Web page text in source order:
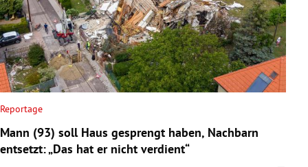
Reportage
Mann (93) soll Haus gesprengt haben, Nachbarn
entsetzt: „Das hat er nicht verdient“